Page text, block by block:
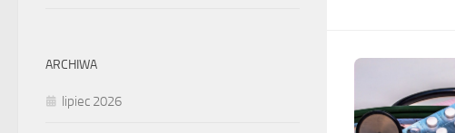
ARCHIWA
lipiec 2026